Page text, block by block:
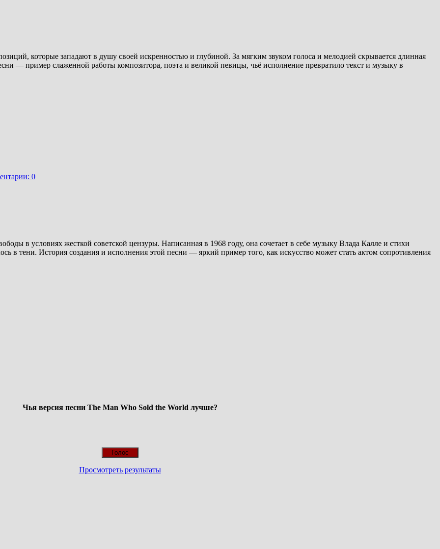
которые западают в душу своей искренностью и глубиной. За мягким звуком голоса и мелодией скрывается длинная
— пример слаженной работы композитора, поэта и великой певицы, чьё исполнение превратило текст и музыку в
0
в условиях жесткой советской цензуры. Написанная в 1968 году, она сочетает в себе музыку Влада Калле и стихи
в тени. История создания и исполнения этой песни — яркий пример того, как искусство может стать актом сопротивления
Чья версия песни The Man Who Sold the World лучше?
Просмотреть результаты